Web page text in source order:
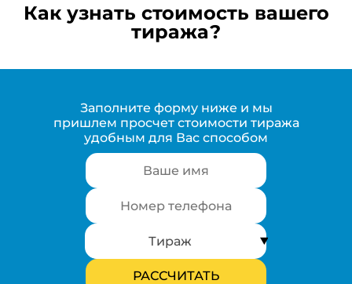
Как узнать стоимость вашего
тиража?
Заполните форму ниже и мы
пришлем просчет стоимости тиража
удобным для Вас способом